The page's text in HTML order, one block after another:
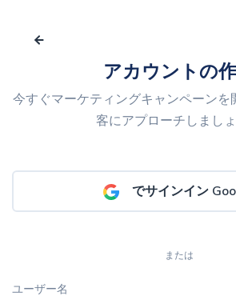
アカウントの
今すぐマーケティングキャンペーンを
客にアプローチしましょ
でサインイン
または
ユーザー名